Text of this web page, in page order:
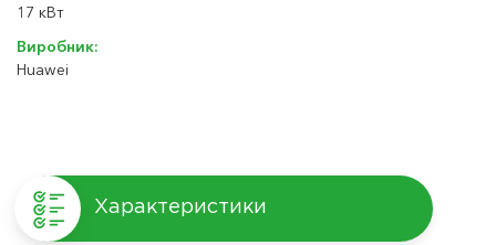
17 кВт
Виробник:
Huawei
Характеристики